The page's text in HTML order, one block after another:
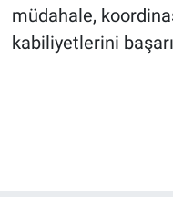
müdahale,
kabiliyetlerini